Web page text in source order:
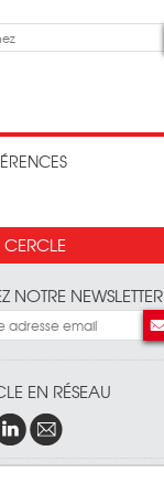
CERCLE
NOTRE NEWSLETTER
EN RÉSEAU